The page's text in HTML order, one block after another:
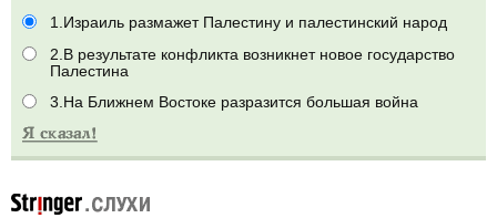
1.Израиль размажет Палестину и палестинский народ
2.В результате конфликта возникнет новое государство
Палестина
3.На Ближнем Востоке разразится большая война